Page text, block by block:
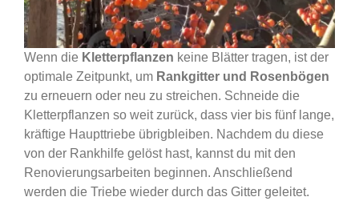
Wenn die Kletterpflanzen keine Blätter tragen, ist der
optimale Zeitpunkt, um Rankgitter und Rosenbögen
zu erneuern oder neu zu streichen. Schneide die
Kletterpflanzen so weit zurück, dass vier bis fünf lange,
kräftige Haupttriebe übrigbleiben. Nachdem du diese
von der Rankhilfe gelöst hast, kannst du mit den
Renovierungsarbeiten beginnen. Anschließend
werden die Triebe wieder durch das Gitter geleitet.